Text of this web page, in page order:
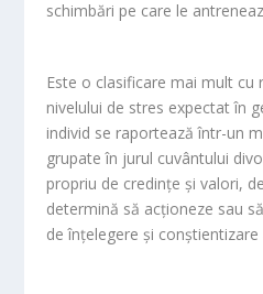
schimbări pe care le
Este o clasificare mai mult
nivelului de stres expectat în
individ se raportează într-un
grupate în jurul cuvântului
propriu de credinţe şi valori,
determină să acţioneze sau
de înţelegere şi